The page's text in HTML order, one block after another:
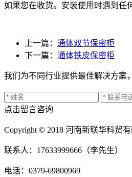
如果您在收货。安装使用时遇到任
上一篇： 通体双节保密柜
下一篇： 通体铁皮保密柜
我们为不同行业提供最佳解决方案
点击留言咨询
Copyright © 2018 河南新联华科贸
联系人：17633999666（李先生）
电话：0379-69800969